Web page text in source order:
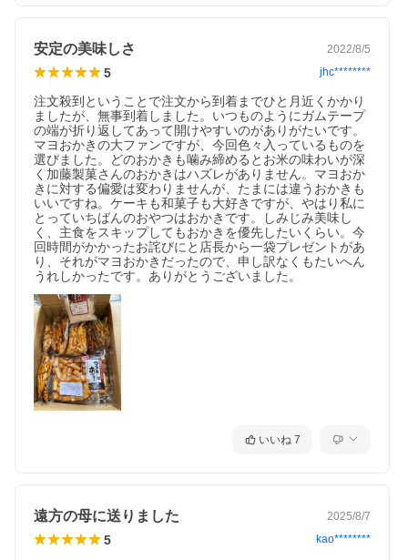
安定の美味しさ 2022/8/5
5 jhc********
注文殺到ということで注文から到着までひと月近くかかり
ましたが、無事到着しました。いつものようにガムテープ
の端が折り返してあって開けやすいのがありがたいです。
マヨおかきの大ファンですが、今回色々入っているものを
選びました。どのおかきも噛み締めるとお米の味わいが深
く加藤製菓さんのおかきはハズレがありません。マヨおか
きに対する偏愛は変わりませんが、たまには違うおかきも
いいですね。ケーキも和菓子も大好きですが、やはり私に
とっていちばんのおやつはおかきです。しみじみ美味し
く、主食をスキップしてもおかきを優先したいくらい。今
回時間がかかったお詫びにと店長から一袋プレゼントがあ
り、それがマヨおかきだったので、申し訳なくもたいへん
うれしかったです。ありがとうございました。
いいね 7
遠方の母に送りました 2025/8/7
5 kao********